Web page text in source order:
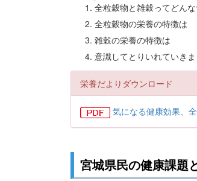
全粒穀物と雑穀ってどん
全粒穀物の栄養の特徴は
雑穀の栄養の特徴は
意識してとりいれていきま
栄養だよりダウンロード
気になる健康効果、
宮城県民の健康課題